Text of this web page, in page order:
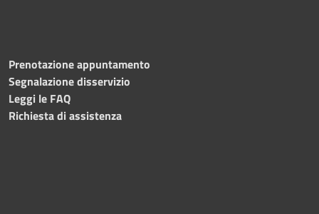
Prenotazione appuntamento
Segnalazione disservizio
Leggi le FAQ
Richiesta di assistenza